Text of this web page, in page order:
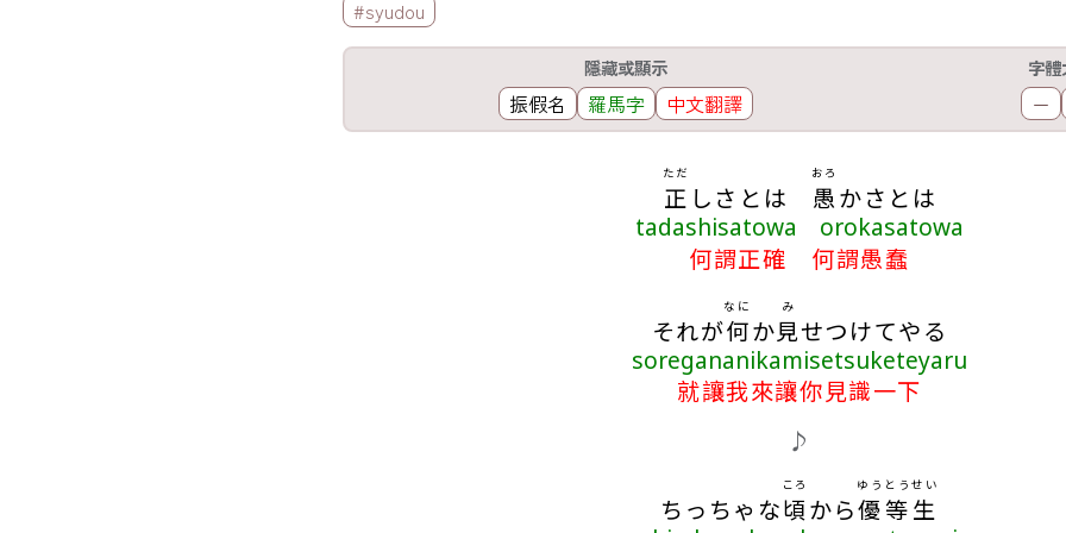
標籤欄
#syudou
隱藏或顯示
振假名 羅馬字 中文翻譯
字
－
正
ただ
しさとは 愚
おろ
かさとは
tadashisatowa orokasatowa
何謂正確 何謂愚蠢
それが何
なに
か見
み
せつけてやる
soregananikamisetsuketeyaru
就讓我來讓你見識一下
♪
ちっちゃな頃
ころ
から優等生
ゆうとうせい